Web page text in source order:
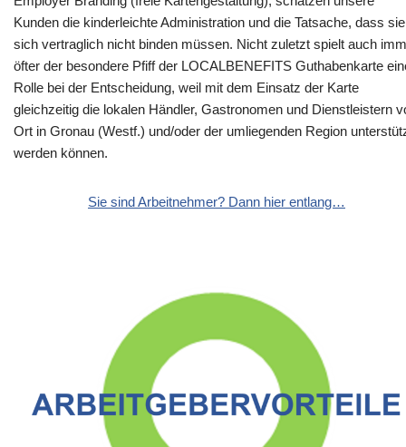
Kunden die kinderleichte Administration und die Tatsache, dass sie
sich vertraglich nicht binden müssen. Nicht zuletzt spielt auch
öfter der besondere Pfiff der LOCALBENEFITS Guthabenkarte
Rolle bei der Entscheidung, weil mit dem Einsatz der Karte
gleichzeitig die lokalen Händler, Gastronomen und Dienstleistern
Ort in Gronau (Westf.) und/oder der umliegenden Region
werden können.
Sie sind Arbeitnehmer? Dann hier entlang…